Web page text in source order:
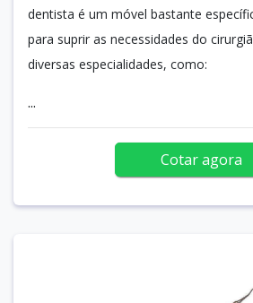
dentista é um móvel bastante
para suprir as necessidades do
diversas especialidades, como:
...
Cotar agora